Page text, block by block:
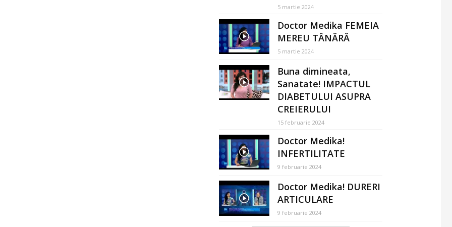
5 martie 2024
Doctor Medika FEMEIA
MEREU TÂNĂRĂ
5 martie 2024
Buna dimineata,
Sanatate! IMPACTUL
DIABETULUI ASUPRA
CREIERULUI
15 februarie 2024
Doctor Medika!
INFERTILITATE
9 februarie 2024
Doctor Medika! DURERI
ARTICULARE
9 februarie 2024